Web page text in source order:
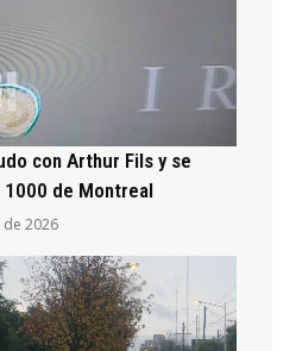
con Arthur Fils y se
de Montreal
2026